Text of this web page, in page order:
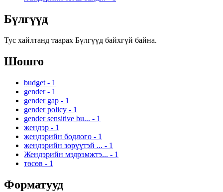
Бүлгүүд
Тус хайлтанд таарах Бүлгүүд байхгүй байна.
Шошго
budget - 1
gender - 1
gender gap - 1
gender policy - 1
gender sensitive bu... - 1
жендэр - 1
жендэрийн бодлого - 1
жендэрийн зөрүүтэй ... - 1
Жендэрийн мэдрэмжтэ... - 1
төсөв - 1
Форматууд